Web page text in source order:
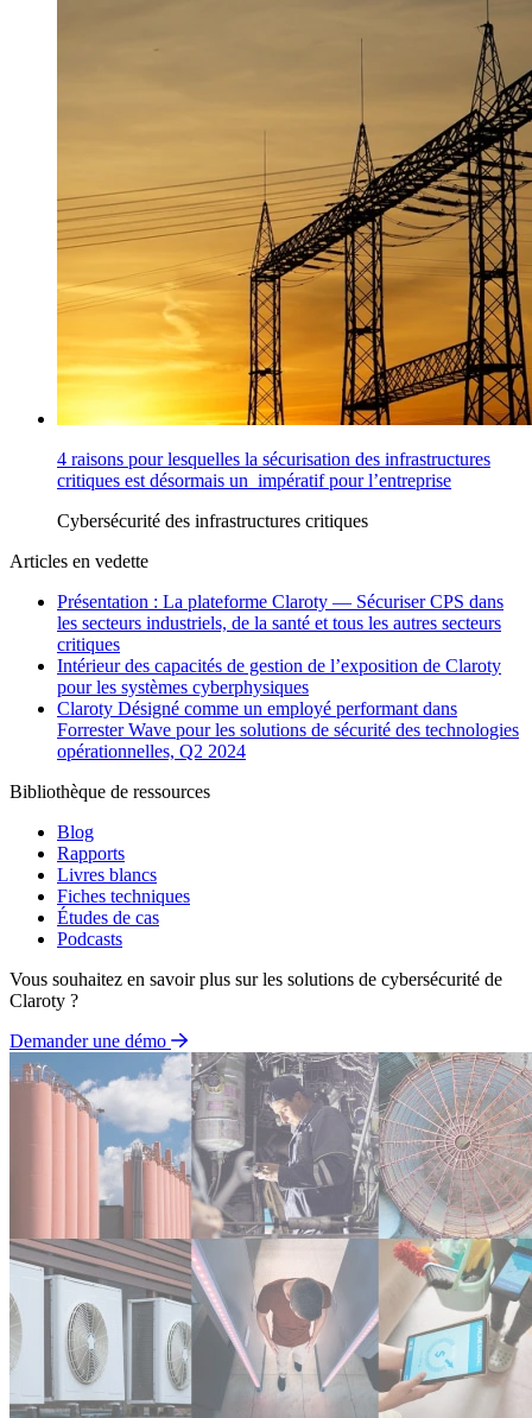
4 raisons pour lesquelles la sécurisation des infrastructures
critiques est désormais un impératif pour l’entreprise
Cybersécurité des infrastructures critiques
Articles en vedette
Présentation : La plateforme Claroty — Sécuriser CPS dans
les secteurs industriels, de la santé et tous les autres secteurs
critiques
Intérieur des capacités de gestion de l’exposition de Claroty
pour les systèmes cyberphysiques
Claroty Désigné comme un employé performant dans
Forrester Wave pour les solutions de sécurité des technologies
opérationnelles, Q2 2024
Bibliothèque de ressources
Blog
Rapports
Livres blancs
Fiches techniques
Études de cas
Podcasts
Vous souhaitez en savoir plus sur les solutions de cybersécurité de
Claroty ?
Demander une démo